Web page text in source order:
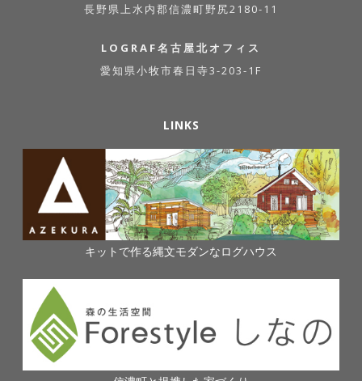
長野県上水内郡信濃町野尻2180-11
LOGRAF名古屋北オフィス
愛知県小牧市春日寺3-203-1F
LINKS
キットで作る縄文モダンなログハウス